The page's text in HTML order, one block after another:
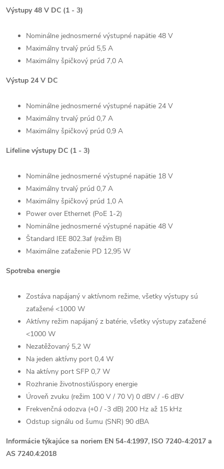
Výstupy 48 V DC (1 - 3)
Nominálne jednosmerné výstupné napätie 48 V
Maximálny trvalý prúd 5,5 A
Maximálny špičkový prúd 7,0 A
Výstup 24 V DC
Nominálne jednosmerné výstupné napätie 24 V
Maximálny trvalý prúd 0,7 A
Maximálny špičkový prúd 0,9 A
Lifeline výstupy DC (1 - 3)
Nominálne jednosmerné výstupné napätie 18 V
Maximálny trvalý prúd 0,7 A
Maximálny špičkový prúd 1,0 A
Power over Ethernet (PoE 1-2)
Nominálne jednosmerné výstupné napätie 48 V
Štandard IEE 802.3af (režim B)
Maximálne zaťaženie PD 12,95 W
Spotreba energie
Zostáva napájaný v aktívnom režime, všetky výstupy sú
zaťažené <1000 W
Aktívny režim napájaný z batérie, všetky výstupy zaťažené
<1000 W
Nezatěžovaný 5,2 W
Na jeden aktívny port 0,4 W
Na aktívny port SFP 0,7 W
Rozhranie životnosti/úspory energie
Úroveň zvuku (režim 100 V / 70 V) 0 dBV / -6 dBV
Frekvenčná odozva (+0 / -3 dB) 200 Hz až 15 kHz
Odstup signálu od šumu (SNR) 90 dBA
Informácie týkajúce sa noriem EN 54-4:1997, ISO 7240-4:2017 a
AS 7240.4:2018